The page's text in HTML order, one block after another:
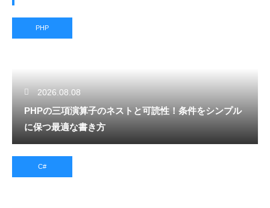
PHP
2026.08.08
PHPの三項演算子のネストと可読性！条件をシンプル
に保つ最適な書き方
C#